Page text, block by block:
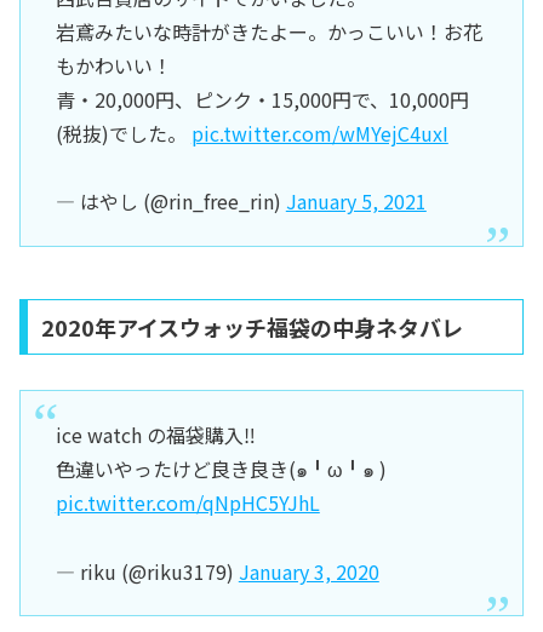
岩鳶みたいな時計がきたよー。かっこいい！お花
もかわいい！
青・20,000円、ピンク・15,000円で、10,000円
(税抜)でした。 pic.twitter.com/wMYejC4uxI
— はやし (@rin_free_rin) January 5, 2021
2020年アイスウォッチ福袋の中身ネタバレ
ice watch の福袋購入‼︎
色違いやったけど良き良き(๑╹ω╹๑ )
pic.twitter.com/qNpHC5YJhL
— riku (@riku3179) January 3, 2020